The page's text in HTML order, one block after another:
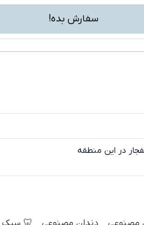
فیسبوک
سفارش بده!
در این منطقه